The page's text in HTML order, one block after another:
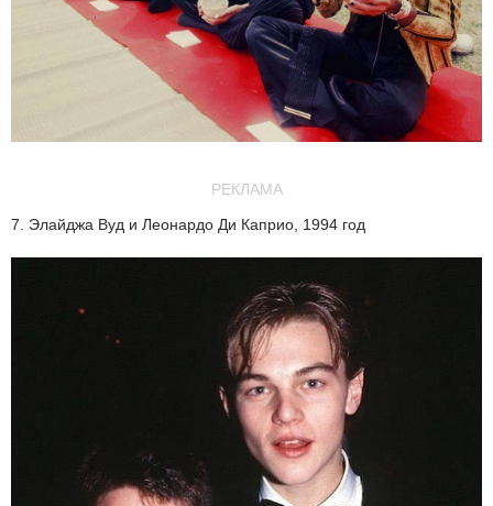
РЕКЛАМА
7. Элайджа Вуд и Леонардо Ди Каприо, 1994 год